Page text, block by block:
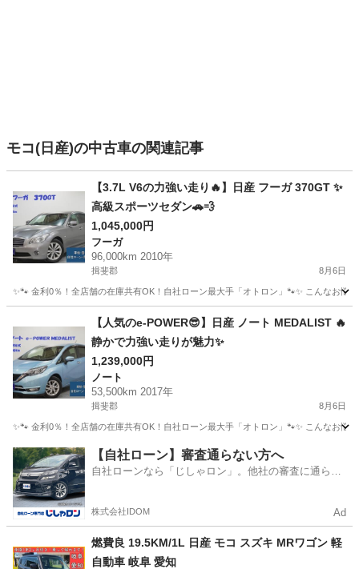
モコ(日産)の中古車の関連記事
【3.7L V6の力強い走り🔥】日産 フーガ 370GT ✨
高級スポーツセダン🚗💨
1,045,000円
フーガ
96,000km 2010年
揖斐郡 8月6日
✨🐾 金利0％！全店舗の在庫共有OK！自社ローン最大手「オトロン」🐾✨ こんなお
フーガ
【人気のe-POWER😎】日産 ノート MEDALIST 🔥
静かで力強い走りが魅力✨
1,239,000円
ノート
53,500km 2017年
揖斐郡 8月6日
✨🐾 金利0％！全店舗の在庫共有OK！自社ローン最大手「オトロン」🐾✨ こんなお
岐阜 揖斐郡 ノート
【自社ローン】審査通らない方へ
自社ローンなら「じしゃロン」。他社の審査に通らな
株式会社IDOM Ad
燃費良 19.5KM/1L 日産 モコ スズキ MRワゴン 軽
自動車 岐阜 愛知